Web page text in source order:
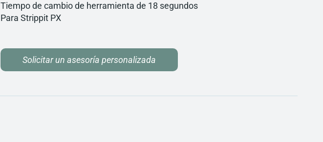
Tiempo de cambio de herramienta de 18 segundos
Para Strippit PX
Solicitar un asesoría personalizada